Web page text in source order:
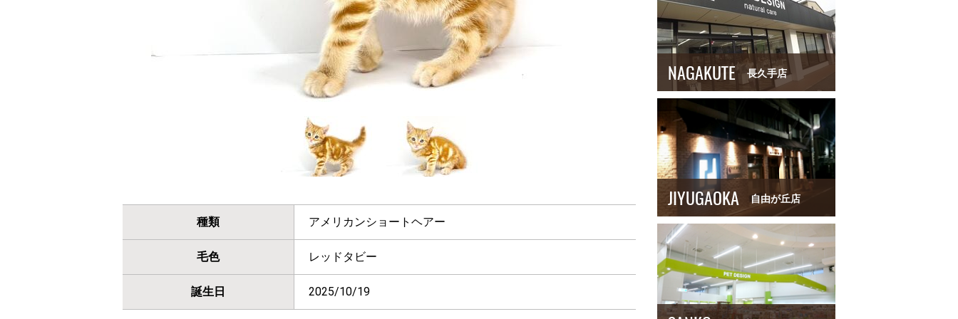
種類 アメリカンショートヘアー
毛色 レッドタビー
誕生日 2025/10/19
NAGAKUTE 長久手店
JIYUGAOKA 自由が丘店